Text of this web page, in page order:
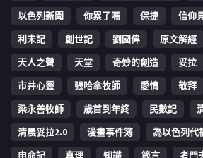
以色列新聞
你累了嗎 保捷 信仰
利未記
創世記 劉國偉 原文解經
天人之聲
天堂 奇妙的創造 妥拉
市井心靈
張哈拿牧師 愛情 敬拜
梁永善牧師
歳首到年終 民數記
清晨妥拉2.0
漫畫事件簿 為以色列代